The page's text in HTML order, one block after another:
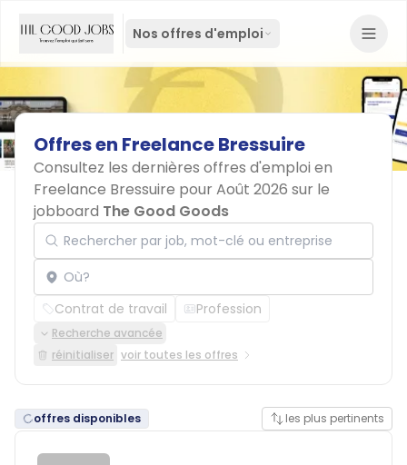
Nos offres d'emploi
Offresen FreelanceBressuire
Consultez les dernières offres d'emploi en
Freelance Bressuire pour Août 2026 sur le
jobboard The Good Goods
Rechercher par job, mot-clé ou entreprise
Localisation
Contrat de travail Profession
Recherche avancée
réinitialiser voir toutes les offres
offres disponibles les plus pertinents